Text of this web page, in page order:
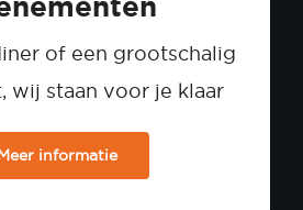
of een grootschalig
wij staan voor je klaar
informatie